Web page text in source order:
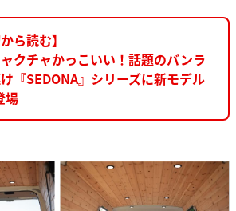
ら読む】
クチャかっこいい！話題のバンラ
『SEDONA』シリーズに新モデル
場